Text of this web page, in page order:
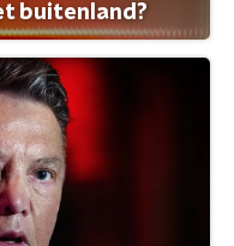
buitenland?